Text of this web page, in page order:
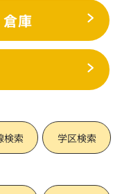
庫
検索 学区検索